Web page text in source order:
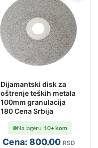
Dijamantski disk za
oštrenje teških metala
100mm granulacija
180 Cena Srbija
Cena:800.00 RSD
Na lageru 10+ kom